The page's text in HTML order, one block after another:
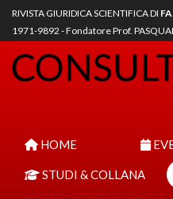
RIVISTA GIURIDICA SCIENTIFICA DI
1971-9892 - Fondatore Prof.
HOME
STUDI & COLLANA